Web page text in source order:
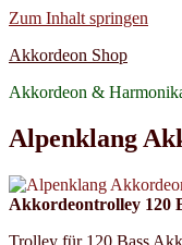
Zum Inhalt springen
Akkordeon Shop
Akkordeon &
Alpenklang
Akkordeontrolley 120
Trolley für 120 Bass